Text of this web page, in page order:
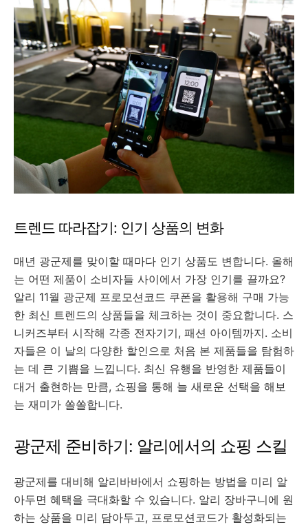
트렌드 따라잡기: 인기 상품의 변화
매년 광군제를 맞이할 때마다 인기 상품도 변합니다. 올해
는 어떤 제품이 소비자들 사이에서 가장 인기를 끌까요?
알리 11월 광군제 프로모션코드 쿠폰을 활용해 구매 가능
한 최신 트렌드의 상품들을 체크하는 것이 중요합니다. 스
니커즈부터 시작해 각종 전자기기, 패션 아이템까지. 소비
자들은 이 날의 다양한 할인으로 처음 본 제품들을 탐험하
는 데 큰 기쁨을 느낍니다. 최신 유행을 반영한 제품들이
대거 출현하는 만큼, 쇼핑을 통해 늘 새로운 선택을 해보
는 재미가 쏠쏠합니다.
광군제 준비하기: 알리에서의 쇼핑 스킬
광군제를 대비해 알리바바에서 쇼핑하는 방법을 미리 알
아두면 혜택을 극대화할 수 있습니다. 알리 장바구니에 원
하는 상품을 미리 담아두고, 프로모션코드가 활성화되는